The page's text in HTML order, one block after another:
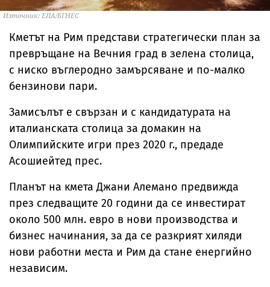
Източник: ЕПА/БГНЕС
Кметът на Рим представи стратегически план за
превръщане на Вечния град в зелена столица,
с ниско въглеродно замърсяване и по-малко
бензинови пари.
Замисълът е свързан и с кандидатурата на
италианската столица за домакин на
Олимпийските игри през 2020 г., предаде
Асошиейтед прес.
Планът на кмета Джани Алемано предвижда
през следващите 20 години да се инвестират
около 500 млн. евро в нови производства и
бизнес начинания, за да се разкрият хиляди
нови работни места и Рим да стане енергийно
независим.